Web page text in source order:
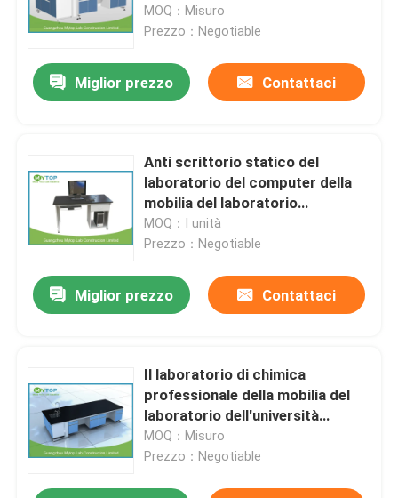
laboratorio di scienza
MOQ：Misuro
Prezzo：Negotiable
Miglior prezzo Contattaci
Anti scrittorio statico del
laboratorio del computer della
mobilia del laboratorio
dell'università per il singolo
studente
MOQ：I unità
Prezzo：Negotiable
Miglior prezzo Contattaci
Il laboratorio di chimica
professionale della mobilia del
laboratorio dell'università
presenta la resistenza chimica
MOQ：Misuro
Prezzo：Negotiable